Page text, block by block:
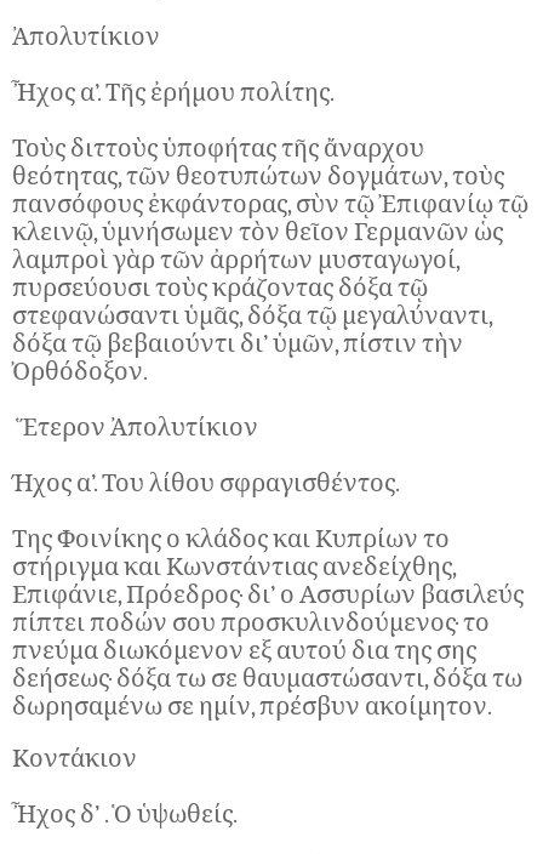
Ἀπολυτίκιον
Ἦχος α’. Τῆς ἐρήμου πολίτης.
Τοὺς διττοὺς ὑποφήτας τῆς ἄναρχου
θεότητας, τῶν θεοτυπώτων δογμάτων, τοὺς
πανσόφους ἐκφάντορας, σὺν τῷ Ἐπιφανίῳ τῷ
κλεινῷ, ὑμνήσωμεν τὸν θεῖον Γερμανῶν ὡς
λαμπροὶ γὰρ τῶν ἀρρήτων μυσταγωγοί,
πυρσεύουσι τοὺς κράζοντας δόξα τῷ
στεφανώσαντι ὑμᾶς, δόξα τῷ μεγαλύναντι,
δόξα τῷ βεβαιούντι δι’ ὑμῶν, πίστιν τὴν
Ὀρθόδοξον.
Ἕτερον Ἀπολυτίκιον
Ήχος α’. Του λίθου σφραγισθέντος.
Της Φοινίκης ο κλάδος και Κυπρίων το
στήριγμα και Κωνστάντιας ανεδείχθης,
Επιφάνιε, Πρόεδρος· δι’ ο Ασσυρίων βασιλεύς
πίπτει ποδών σου προσκυλινδούμενος· το
πνεύμα διωκόμενον εξ αυτού δια της σης
δεήσεως· δόξα τω σε θαυμαστώσαντι, δόξα τω
δωρησαμένω σε ημίν, πρέσβυν ακοίμητον.
Κοντάκιον
Ἦχος δ’ . Ὁ ὑψωθείς.